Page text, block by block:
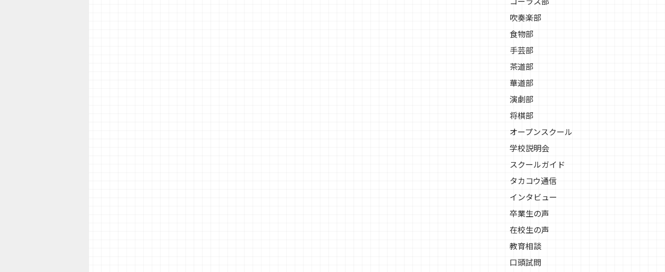
吹奏楽部
食物部
手芸部
茶道部
華道部
演劇部
将棋部
オープンスクール
学校説明会
スクールガイド
タカコウ通信
インタビュー
卒業生の声
在校生の声
教育相談
口頭試問